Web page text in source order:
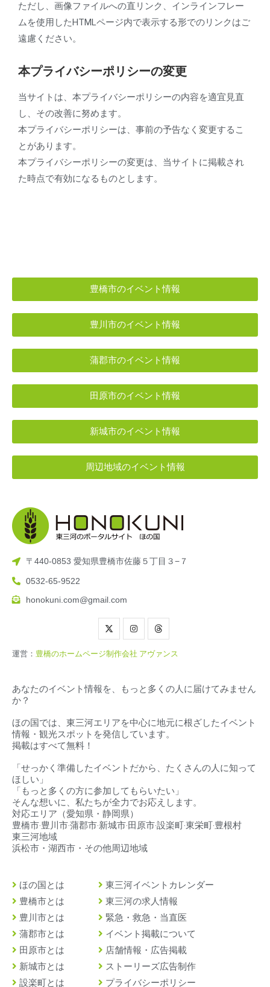
ただし、画像ファイルへの直リンク、インラインフレー
ムを使用したHTMLページ内で表示する形でのリンクはご
遠慮ください。
本プライバシーポリシーの変更
当サイトは、本プライバシーポリシーの内容を適宜見直
し、その改善に努めます。
本プライバシーポリシーは、事前の予告なく変更するこ
とがあります。
本プライバシーポリシーの変更は、当サイトに掲載され
た時点で有効になるものとします。
豊橋市のイベント情報
豊川市のイベント情報
蒲郡市のイベント情報
田原市のイベント情報
新城市のイベント情報
周辺地域のイベント情報
〒440-0853 愛知県豊橋市佐藤５丁目３−７
0532-65-9522
honokuni.com@gmail.com
運営： 豊橋のホームページ制作会社 アヴァンス
あなたのイベント情報を、もっと多くの人に届けてみません
か？
ほの国では、東三河エリアを中心に地元に根ざしたイベント
情報・観光スポットを発信しています。
掲載はすべて無料！
「せっかく準備したイベントだから、たくさんの人に知って
ほしい」
「もっと多くの方に参加してもらいたい」
そんな想いに、私たちが全力でお応えします。
対応エリア（愛知県・静岡県）
豊橋市‧豊川市‧蒲郡市‧新城市‧田原市‧設楽町‧東栄町‧豊根村
東三河地域
浜松市・湖西市・その他周辺地域
ほの国とは
豊橋市とは
豊川市とは
蒲郡市とは
田原市とは
新城市とは
設楽町とは
東三河イベントカレンダー
東三河の求人情報
緊急・救急・当直医
イベント掲載について
店舗情報・広告掲載
ストーリーズ広告制作
プライバシーポリシー